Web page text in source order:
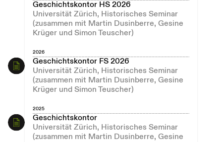
Geschichtskontor HS 2026
Universität Zürich, Historisches Seminar
(zusammen mit Martin Dusinberre, Gesine
Krüger und Simon Teuscher)
2026
Geschichtskontor FS 2026
Universität Zürich, Historisches Seminar
(zusammen mit Martin Dusinberre, Gesine
Krüger und Simon Teuscher)
2025
Geschichtskontor
Universität Zürich, Historisches Seminar
(zusammen mit Martin Dusinberre, Gesine